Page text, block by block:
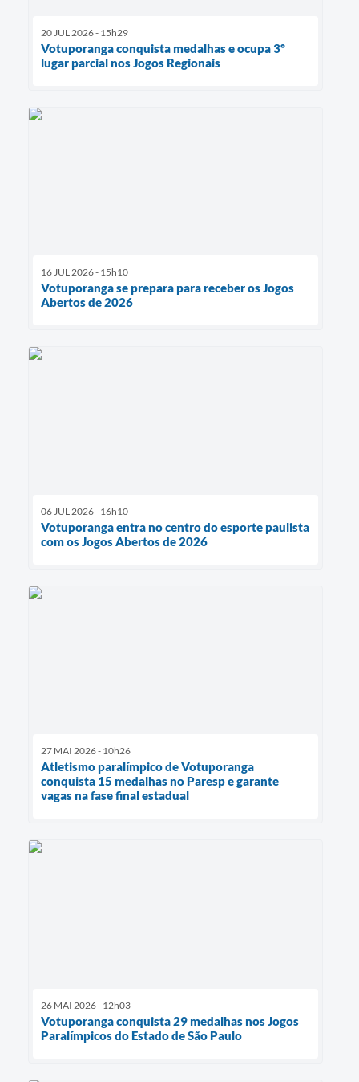
20 JUL 2026 - 15h29
Votuporanga conquista medalhas e ocupa 3º
lugar parcial nos Jogos Regionais
16 JUL 2026 - 15h10
Votuporanga se prepara para receber os Jogos
Abertos de 2026
06 JUL 2026 - 16h10
Votuporanga entra no centro do esporte paulista
com os Jogos Abertos de 2026
27 MAI 2026 - 10h26
Atletismo paralímpico de Votuporanga
conquista 15 medalhas no Paresp e garante
vagas na fase final estadual
26 MAI 2026 - 12h03
Votuporanga conquista 29 medalhas nos Jogos
Paralímpicos do Estado de São Paulo